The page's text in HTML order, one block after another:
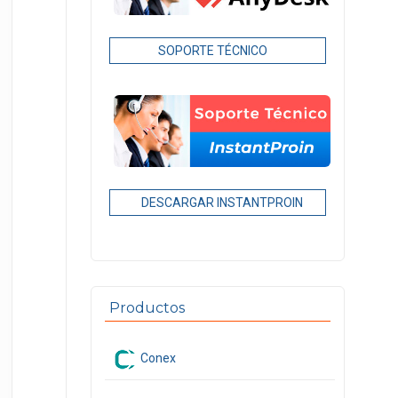
SOPORTE TÉCNICO
DESCARGAR INSTANTPROIN
Productos
Conex